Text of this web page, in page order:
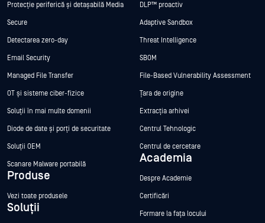
Protecție periferică și detașabilă Media
Secure
Detectarea zero-day
Email Security
Managed File Transfer
OT și sisteme ciber-fizice
Soluții în mai multe domenii
Diode de date și porți de securitate
Soluții OEM
Scanare Malware portabilă
Produse
Vezi toate produsele
Soluții
DLP™ proactiv
Adaptive Sandbox
Threat Intelligence
SBOM
File-Based Vulnerability Assessment
Țara de origine
Extracția arhivei
Centrul Tehnologic
Centrul de cercetare
Academia
Despre Academie
Certificări
Formare la fața locului